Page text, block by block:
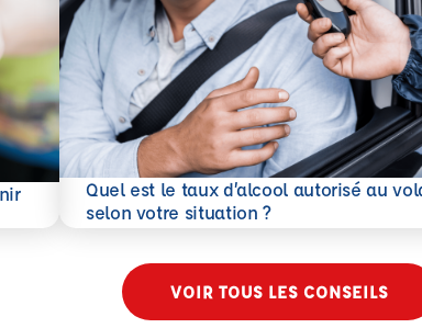
Quel est le taux d’alcool autorisé au
selon votre situation ?
En savoir plus
VOIR TOUS LES CONSEILS